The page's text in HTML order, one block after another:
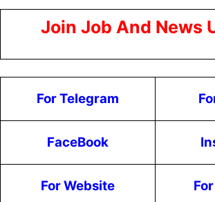
Join Job And News
For Telegram
FaceBook
For Website